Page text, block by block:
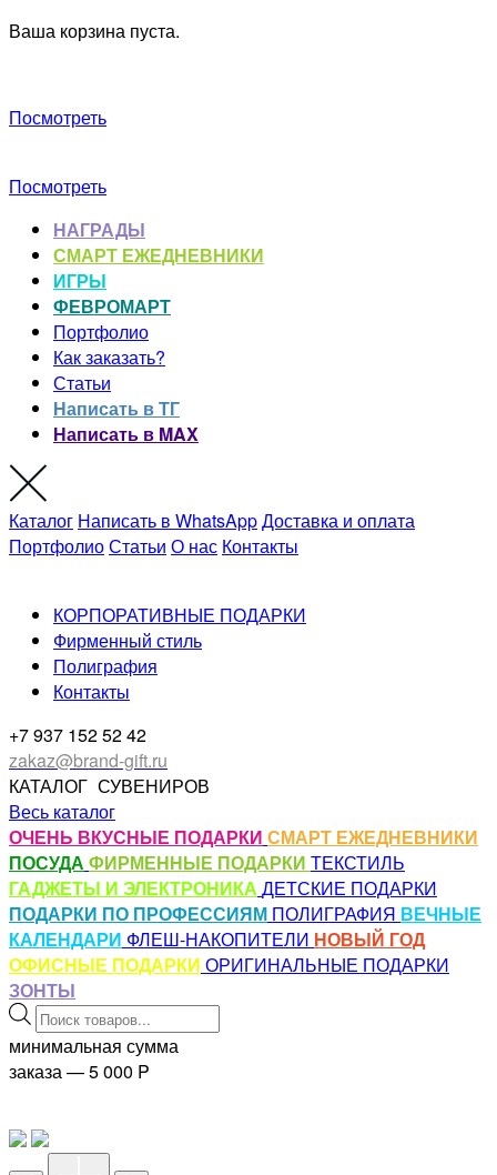
Ваша корзина пуста.
Посмотреть
Посмотреть
НАГРАДЫ
СМАРТ ЕЖЕДНЕВНИКИ
ИГРЫ
ФЕВРОМАРТ
Портфолио
Как заказать?
Статьи
Написать в ТГ
Написать в MAX
Каталог Написать в WhatsAppДоставка и оплата
ПортфолиоСтатьи О нас Контакты
КОРПОРАТИВНЫЕ ПОДАРКИ
Фирменный стиль
Полиграфия
Контакты
+7 937 152 52 42
zakaz@brand-gift.ru
КАТАЛОГ СУВЕНИРОВ
Весь каталог
ОЧЕНЬ ВКУСНЫЕ ПОДАРКИ СМАРТ ЕЖЕДНЕВНИКИ
ПОСУДА ФИРМЕННЫЕ ПОДАРКИ ТЕКСТИЛЬ
ГАДЖЕТЫ И ЭЛЕКТРОНИКА ДЕТСКИЕ ПОДАРКИ
ПОДАРКИ ПО ПРОФЕССИЯМ ПОЛИГРАФИЯ ВЕЧНЫЕ
КАЛЕНДАРИ ФЛЕШ-НАКОПИТЕЛИ НОВЫЙ ГОД
ОФИСНЫЕ ПОДАРКИ ОРИГИНАЛЬНЫЕ ПОДАРКИ
ЗОНТЫ
Поиск
товаров
минимальная сумма
заказа — 5 000 P